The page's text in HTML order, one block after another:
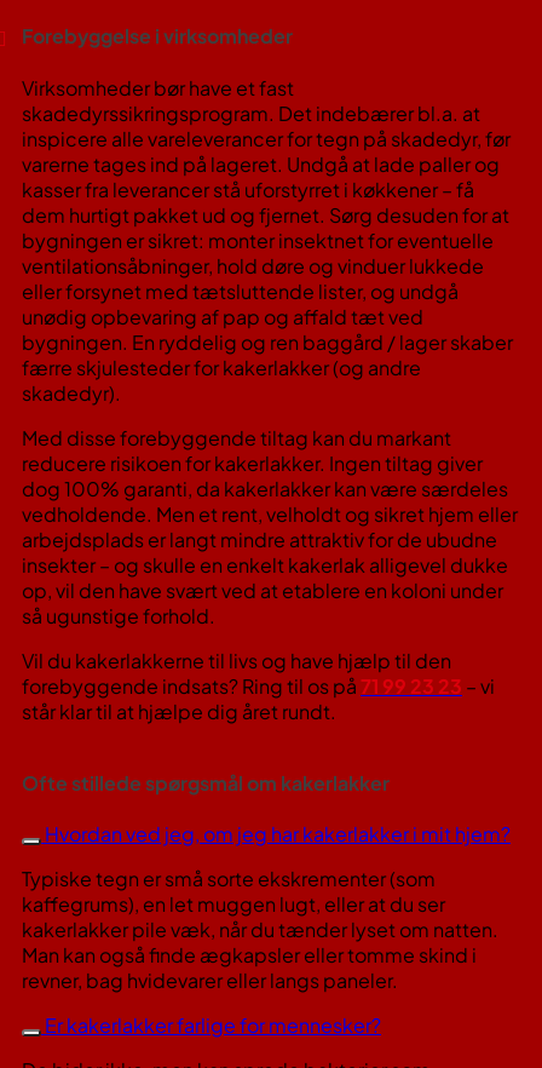
Forebyggelse i virksomheder
Virksomheder bør have et fast
skadedyrssikringsprogram. Det indebærer bl.a. at
inspicere alle vareleverancer for tegn på skadedyr, før
varerne tages ind på lageret. Undgå at lade paller og
kasser fra leverancer stå uforstyrret i køkkener – få
dem hurtigt pakket ud og fjernet​. Sørg desuden for at
bygningen er sikret: monter insektnet for eventuelle
ventilationsåbninger, hold døre og vinduer lukkede
eller forsynet med tætsluttende lister, og undgå
unødig opbevaring af pap og affald tæt ved
bygningen. En ryddelig og ren baggård / lager skaber
færre skjulesteder for kakerlakker (og andre
skadedyr).
Med disse forebyggende tiltag kan du markant
reducere risikoen for kakerlakker. Ingen tiltag giver
dog 100% garanti, da kakerlakker kan være særdeles
vedholdende. Men et rent, velholdt og sikret hjem eller
arbejdsplads er langt mindre attraktiv for de ubudne
insekter – og skulle en enkelt kakerlak alligevel dukke
op, vil den have svært ved at etablere en koloni under
så ugunstige forhold.
Vil du kakerlakkerne til livs og have hjælp til den
forebyggende indsats? Ring til os på71 99 23 23 – vi
står klar til at hjælpe dig året rundt.
Ofte stillede spørgsmål om kakerlakker
Hvordan ved jeg, om jeg har kakerlakker i mit hjem?
Typiske tegn er små sorte ekskrementer (som
kaffegrums), en let muggen lugt, eller at du ser
kakerlakker pile væk, når du tænder lyset om natten.
Man kan også finde ægkapsler eller tomme skind i
revner, bag hvidevarer eller langs paneler.
Er kakerlakker farlige for mennesker?